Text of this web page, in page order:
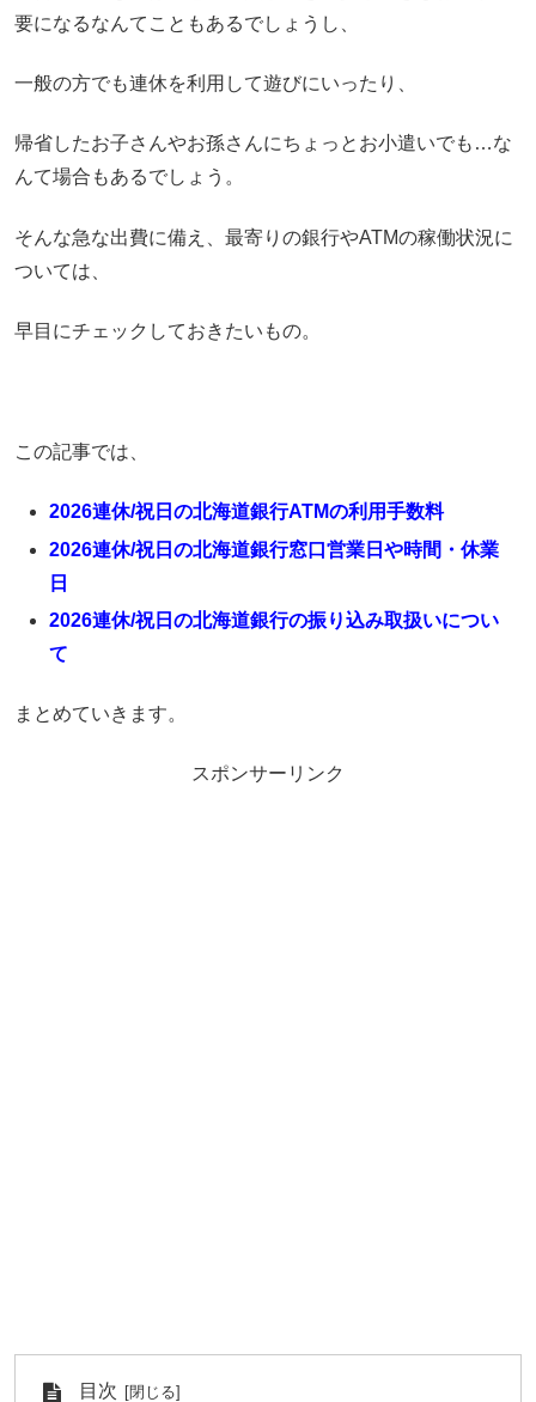
要になるなんてこともあるでしょうし、
一般の方でも連休を利用して遊びにいったり、
帰省したお子さんやお孫さんにちょっとお小遣いでも…な
んて場合もあるでしょう。
そんな急な出費に備え、最寄りの銀行やATMの稼働状況に
ついては、
早目にチェックしておきたいもの。
この記事では、
2026連休/祝日の北海道銀行ATMの利用手数料
2026連休/祝日の北海道銀行窓口営業日や時間・休業
日
2026連休/祝日の北海道銀行の振り込み取扱いについ
て
まとめていきます。
スポンサーリンク
目次